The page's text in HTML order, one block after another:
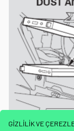
GİZLİLİK VE